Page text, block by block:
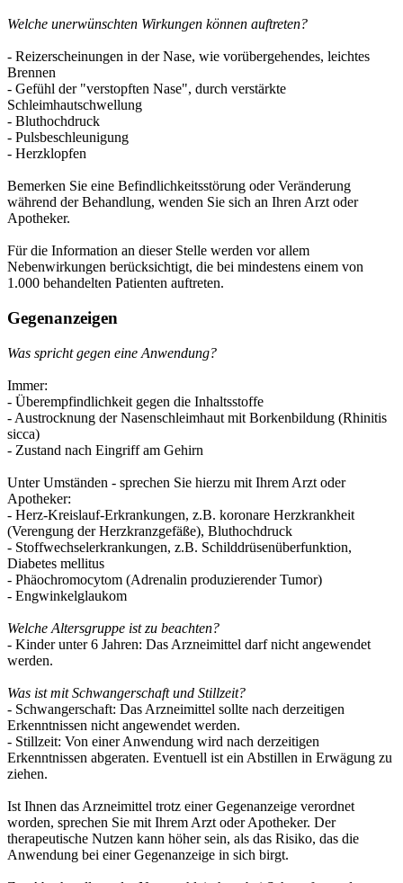
Welche unerwünschten Wirkungen können auftreten?
- Reizerscheinungen in der Nase, wie vorübergehendes, leichtes
Brennen
- Gefühl der "verstopften Nase", durch verstärkte
Schleimhautschwellung
- Bluthochdruck
- Pulsbeschleunigung
- Herzklopfen
Bemerken Sie eine Befindlichkeitsstörung oder Veränderung
während der Behandlung, wenden Sie sich an Ihren Arzt oder
Apotheker.
Für die Information an dieser Stelle werden vor allem
Nebenwirkungen berücksichtigt, die bei mindestens einem von
1.000 behandelten Patienten auftreten.
Gegenanzeigen
Was spricht gegen eine Anwendung?
Immer:
- Überempfindlichkeit gegen die Inhaltsstoffe
- Austrocknung der Nasenschleimhaut mit Borkenbildung (Rhinitis
sicca)
- Zustand nach Eingriff am Gehirn
Unter Umständen - sprechen Sie hierzu mit Ihrem Arzt oder
Apotheker:
- Herz-Kreislauf-Erkrankungen, z.B. koronare Herzkrankheit
(Verengung der Herzkranzgefäße), Bluthochdruck
- Stoffwechselerkrankungen, z.B. Schilddrüsenüberfunktion,
Diabetes mellitus
- Phäochromocytom (Adrenalin produzierender Tumor)
- Engwinkelglaukom
Welche Altersgruppe ist zu beachten?
- Kinder unter 6 Jahren: Das Arzneimittel darf nicht angewendet
werden.
Was ist mit Schwangerschaft und Stillzeit?
- Schwangerschaft: Das Arzneimittel sollte nach derzeitigen
Erkenntnissen nicht angewendet werden.
- Stillzeit: Von einer Anwendung wird nach derzeitigen
Erkenntnissen abgeraten. Eventuell ist ein Abstillen in Erwägung zu
ziehen.
Ist Ihnen das Arzneimittel trotz einer Gegenanzeige verordnet
worden, sprechen Sie mit Ihrem Arzt oder Apotheker. Der
therapeutische Nutzen kann höher sein, als das Risiko, das die
Anwendung bei einer Gegenanzeige in sich birgt.